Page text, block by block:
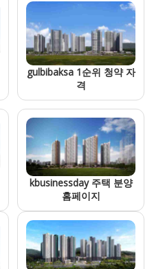
gulbibaksa 1순위 청약 자
격
kbusinessday 주택 분양
홈페이지